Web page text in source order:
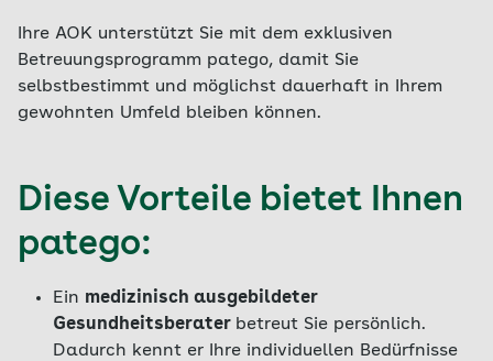
Ihre AOK unterstützt Sie mit dem exklusiven
Betreuungsprogramm patego, damit Sie
selbstbestimmt und möglichst dauerhaft in Ihrem
gewohnten Umfeld bleiben können.
Diese Vorteile bietet Ihnen
patego:
Ein medizinisch ausgebildeter
Gesundheitsberater betreut Sie persönlich.
Dadurch kennt er Ihre individuellen Bedürfnisse